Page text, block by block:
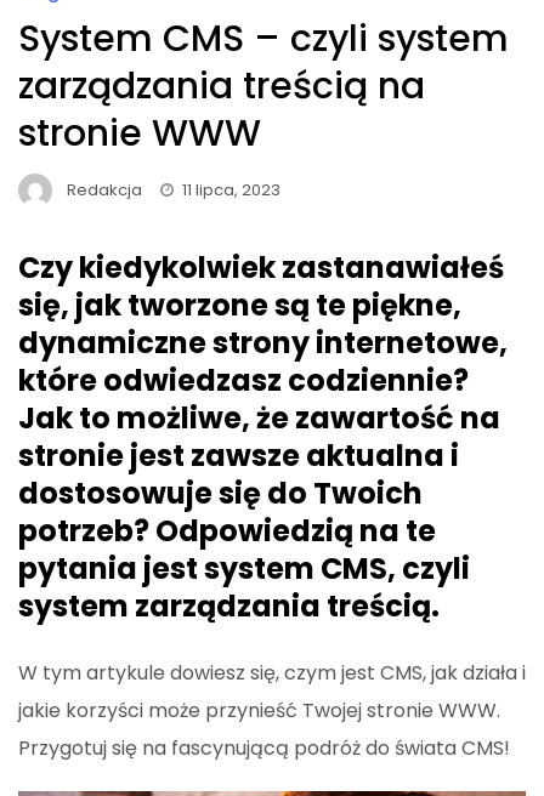
System CMS – czyli system
zarządzania treścią na
stronie WWW
Redakcja 11 lipca, 2023
Czy kiedykolwiek zastanawiałeś
się, jak tworzone są te piękne,
dynamiczne strony internetowe,
które odwiedzasz codziennie?
Jak to możliwe, że zawartość na
stronie jest zawsze aktualna i
dostosowuje się do Twoich
potrzeb? Odpowiedzią na te
pytania jest system CMS, czyli
system zarządzania treścią.
W tym artykule dowiesz się, czym jest CMS, jak działa i
jakie korzyści może przynieść Twojej stronie WWW.
Przygotuj się na fascynującą podróż do świata CMS!